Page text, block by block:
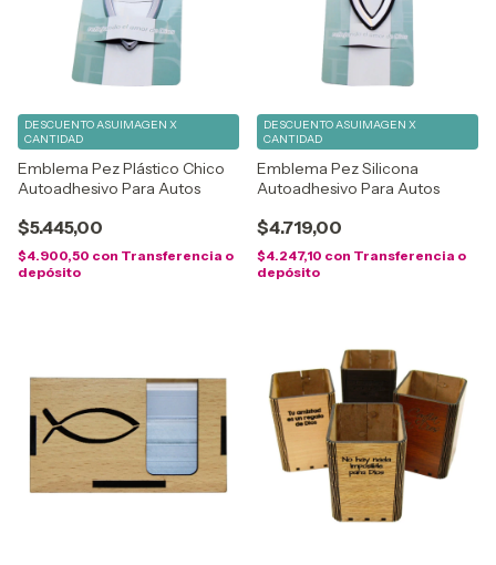
Emblema Pez Plástico Chico
Autoadhesivo Para Autos
$5.445,00
DESCUENTO ASUIMAGEN X
CANTIDAD
$4.900,50 con Transferencia o
depósito
Emblema Pez Silicona
Autoadhesivo Para Autos
$4.719,00
DESCUENTO ASUIMAGEN X
CANTIDAD
$4.247,10 con Transferencia o
depósito